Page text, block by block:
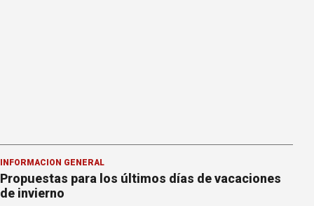
INFORMACION GENERAL
Propuestas para los últimos días de vacaciones
de invierno